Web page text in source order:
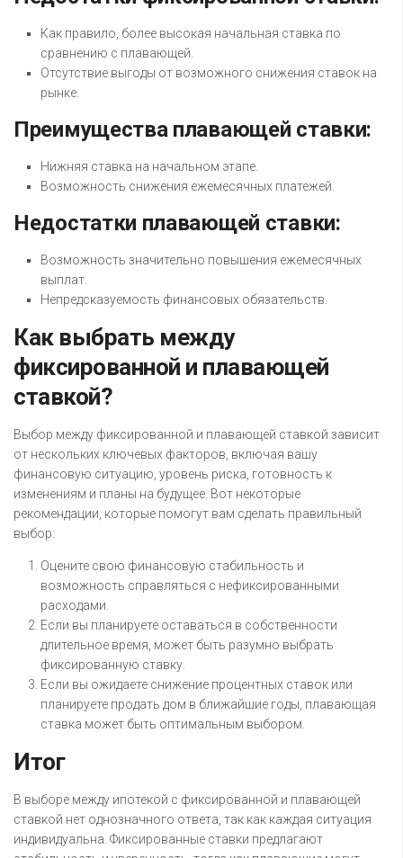
Как правило, более высокая начальная ставка по
сравнению с плавающей.
Отсутствие выгоды от возможного снижения ставок на
рынке.
Преимущества плавающей ставки:
Нижняя ставка на начальном этапе.
Возможность снижения ежемесячных платежей.
Недостатки плавающей ставки:
Возможность значительно повышения ежемесячных
выплат.
Непредсказуемость финансовых обязательств.
Как выбрать между
фиксированной и плавающей
ставкой?
Выбор между фиксированной и плавающей ставкой зависит
от нескольких ключевых факторов, включая вашу
финансовую ситуацию, уровень риска, готовность к
изменениям и планы на будущее. Вот некоторые
рекомендации, которые помогут вам сделать правильный
выбор:
Оцените свою финансовую стабильность и
возможность справляться с нефиксированными
расходами.
Если вы планируете оставаться в собственности
длительное время, может быть разумно выбрать
фиксированную ставку.
Если вы ожидаете снижение процентных ставок или
планируете продать дом в ближайшие годы, плавающая
ставка может быть оптимальным выбором.
Итог
В выборе между ипотекой с фиксированной и плавающей
ставкой нет однозначного ответа, так как каждая ситуация
индивидуальна. Фиксированные ставки предлагают